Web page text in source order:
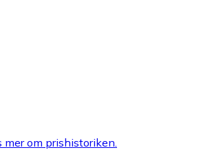
mer om prishistoriken.